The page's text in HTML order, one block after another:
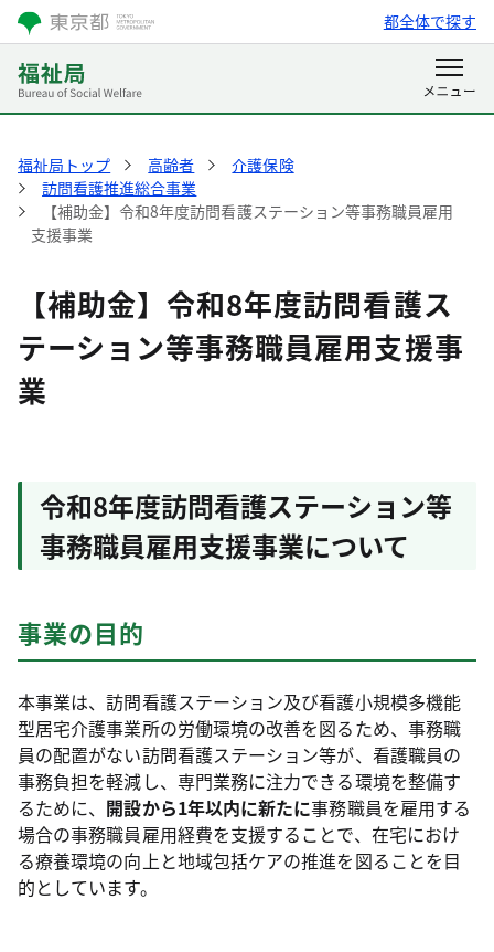
都全体で探す
福祉局トップ 高齢者
介護保険
訪問看護推進総合事業
【補助金】令和8年度訪問看護ステーション等事務職員雇用
支援事業
【補助金】令和8年度訪問看護ス
テーション等事務職員雇用支援事
業
令和8年度訪問看護ステーション等
事務職員雇用支援事業について
事業の目的
本事業は、訪問看護ステーション及び看護小規模多機能
型居宅介護事業所の労働環境の改善を図るため、事務職
員の配置がない訪問看護ステーション等が、看護職員の
事務負担を軽減し、専門業務に注力できる環境を整備す
るために、 開設から1年以内に新たに事務職員を雇用する
場合の事務職員雇用経費を支援することで、在宅におけ
る療養環境の向上と地域包括ケアの推進を図ることを目
的としています。